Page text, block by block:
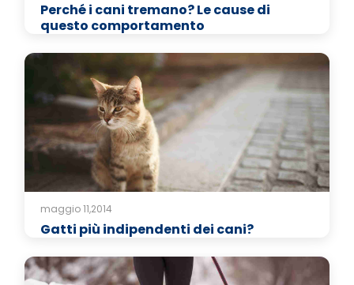
Perché i cani tremano? Le cause di
questo comportamento
maggio 11,2014
Gatti più indipendenti dei cani?